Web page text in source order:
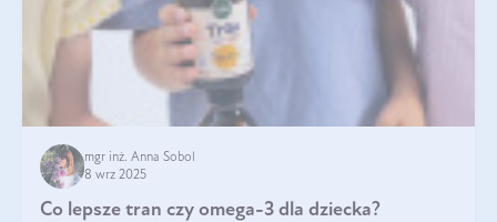
mgr inż. Anna Sobol
8 wrz 2025
Co lepsze tran czy omega-3 dla dziecka?